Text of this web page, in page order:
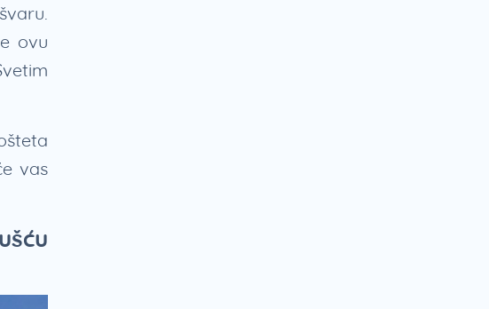
ovu
vas